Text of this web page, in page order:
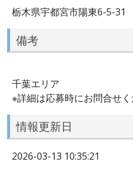
栃木県宇都宮市陽東6-5-31
備考
千葉エリア
※詳細は応募時にお問合せく
情報更新日
2026-03-13 10:35:21